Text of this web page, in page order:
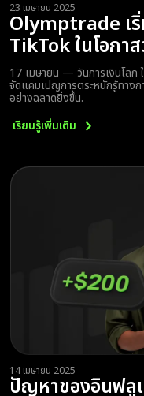
23 เมษายน 2025
Olymptrade เ
TikTok ในโอกา
17 เมษายน — วันการเงินโลก
จัดแคมเปญการตระหนักรู้ทางก
อย่างฉลาดยิ่งขึ้น.
เรียนรู้เพิ่มเติม
14 เมษายน 2025
ปัญหาของอินฟลูเ